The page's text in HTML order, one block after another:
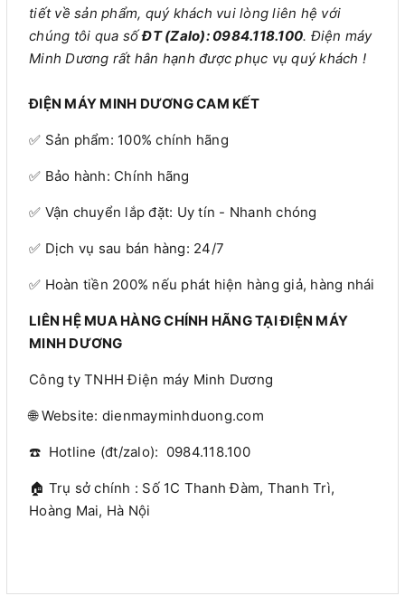
tiết về sản phẩm, quý khách vui lòng liên hệ với
chúng tôi qua sốĐT (Zalo): 0984.118.100. Điện máy
Minh Dương rất hân hạnh được phục vụ quý khách !
ĐIỆN MÁY MINH DƯƠNG CAM KẾT
✅ Sản phẩm: 100% chính hãng
✅ Bảo hành: Chính hãng
✅ Vận chuyển lắp đặt: Uy tín - Nhanh chóng
✅ Dịch vụ sau bán hàng: 24/7
✅ Hoàn tiền 200% nếu phát hiện hàng giả, hàng nhái
LIÊN HỆ MUA HÀNG CHÍNH HÃNG TẠI ĐIỆN MÁY
MINH DƯƠNG
Công ty TNHH Điện máy Minh Dương
🌐 Website: dienmayminhduong.com
☎️ Hotline (đt/zalo): 0984.118.100
🏠 Trụ sở chính : Số 1C Thanh Đàm, Thanh Trì,
Hoàng Mai, Hà Nội